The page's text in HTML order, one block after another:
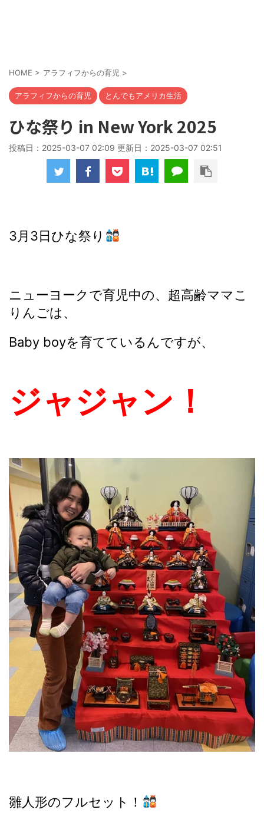
HOME > アラフィフからの育児 >
アラフィフからの育児 とんでもアメリカ生活
ひな祭り in New York 2025
投稿日：2025-03-07 02:09 更新日： 2025-03-07 02:51
3月3日ひな祭り
ニューヨークで育児中の、超高齢ママこ
りんごは、
Baby boyを育てているんですが、
ジャジャン！
雛人形のフルセット！